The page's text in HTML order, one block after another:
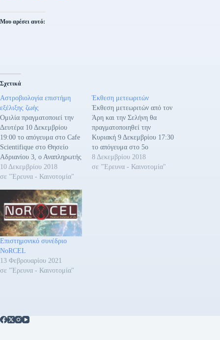
Μου αρέσει αυτό:
Σχετικά
Αστροβιολογία επιστήμη
εξέλιξης ζωής
Ομιλία πραγματοποιεί την
Δευτέρα 10 Δεκεμβρίου
19:00 το απόγευμα στο Cafe
Scientifique στο Θησείο
Αδριανίου 3, ο Αναπληρωτής
Καθηγητής ΕΜΠ Σχολής
Μηχανικών Μεταλλείων –
Χατζηθεοδωρίδης. Η ομιλία
έχει θέμα «Η επιστήμη της
αστροβιολογίας -
Αστροβιολογία: Η επιστήμη
της αναζήτησης της αρχής
και της εξέλιξης της ζωής»
και…
10 Δεκεμβρίου 2018
σε "Έρευνα - Καινοτομία"
Έκθεση μετεωριτών
Έκθεση μετεωριτών από τον
Άρη και την Σελήνη θα
πραγματοποιηθεί την
Κυριακή 9 Δεκεμβρίου 17:30
το απόγευμα στο 5ο
Δημοτικό σχολείο
Κορωπίου. Στην εκδήλωση
8 Δεκεμβρίου 2018
σε "Έρευνα - Καινοτομία"
Επιστημονικό συνέδριο
ΝoRCEL
13 Φεβρουαρίου 2021
σε "Έρευνα - Καινοτομία"